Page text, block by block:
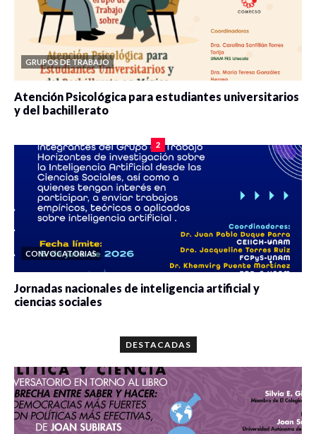
GRUPOS DE TRABAJO
Atención Psicológica para estudiantes universitarios
y del bachillerato
2
CONVOCATORIAS
Jornadas nacionales de inteligencia artificial y
ciencias sociales
DESTACADAS